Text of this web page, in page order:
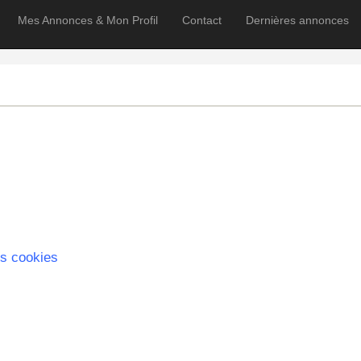
Mes Annonces & Mon Profil Contact Dernières annonces
cookies